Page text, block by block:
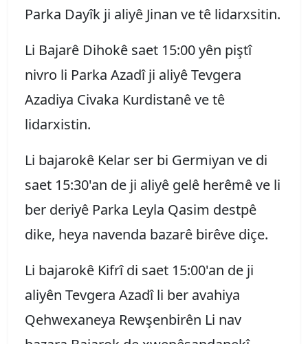
Parka Dayîk ji aliyê Jinan ve tê lidarxsitin.
Li Bajarê Dihokê saet 15:00 yên piştî
nivro li Parka Azadî ji aliyê Tevgera
Azadiya Civaka Kurdistanê ve tê
lidarxistin.
Li bajarokê Kelar ser bi Germiyan ve di
saet 15:30'an de ji aliyê gelê herêmê ve li
ber deriyê Parka Leyla Qasim destpê
dike, heya navenda bazarê birêve diçe.
Li bajarokê Kifrî di saet 15:00'an de ji
aliyên Tevgera Azadî li ber avahiya
Qehwexaneya Rewşenbirên Li nav